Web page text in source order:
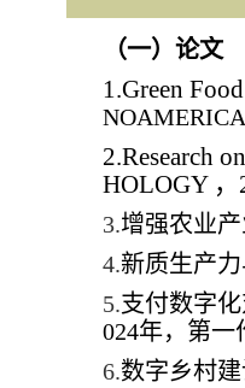
（一）论文
1.Green
2.Research
HOLOGY ，
3.增强农业
4.新质生产
5.支付数字
024年，第一
6.数字乡村